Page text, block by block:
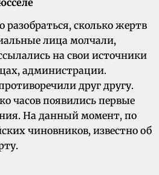
сколько жертв
лица молчали,
на свои источники
администрации.
друг другу.
часов появились первые
На данный момент, по
чиновников, известно об